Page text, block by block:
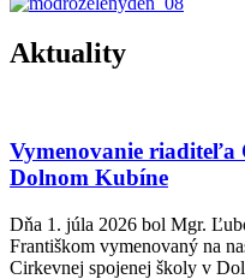
Aktuality
Vymenovanie riaditeľa
Dolnom Kubíne
Dňa 1. júla 2026 bol Mgr.
Františkom vymenovaný na
Cirkevnej spojenej školy v